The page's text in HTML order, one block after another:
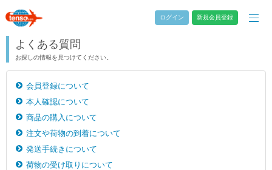
ログイン 新規会員登録
よくある質問
お探しの情報を見つけてください。
会員登録について
本人確認について
商品の購入について
注文や荷物の到着について
発送手続きについて
荷物の受け取りについて